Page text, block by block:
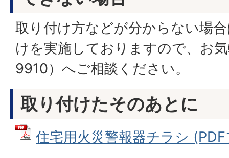
取り付け方などが分からない場
けを実施しておりますので、お
9910）へご相談ください。
取り付けたそのあとに
住宅用火災警報器チラシ